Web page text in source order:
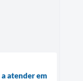
atender em